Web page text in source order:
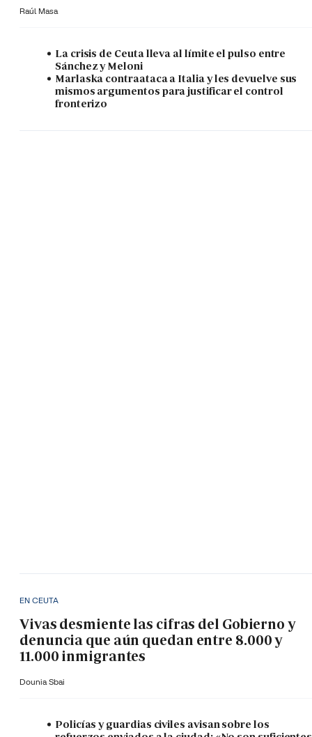
Raúl Masa
La crisis de Ceuta lleva al límite el pulso entre
Sánchez y Meloni
Marlaska contraataca a Italia y les devuelve sus
mismos argumentos para justificar el control
fronterizo
EN CEUTA
Vivas desmiente las cifras del Gobierno y
denuncia que aún quedan entre 8.000 y
11.000 inmigrantes
Dounia Sbai
Policías y guardias civiles avisan sobre los